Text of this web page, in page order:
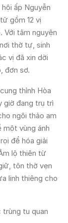
ấp Nguyễn
gồm 12 vị
Với tâm nguyện
thờ tự, sinh
vị đã xin dời
đơn sơ.
thỉnh Hòa
giờ đang trụ trì
ngôi thảo am
vùng ánh
để hóa giải
lộ thiên từ
tôn thờ vẹn
linh thiêng cho
trùng tu quan